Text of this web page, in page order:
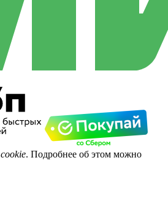
cookie. Подробнее об этом можно